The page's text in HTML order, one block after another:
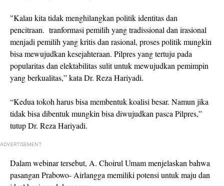
"Kalau kita tidak menghilangkan politik identitas dan
pencitraan. tranformasi pemilih yang tradissional dan irasional
menjadi pemilih yang kritis dan rasional, proses politik mungkin
bisa mewujudkan kesejahteraan. Pilpres yang tertuju pada
popularitas dan elektabilitas sulit untuk mewujudkan pemimpin
yang berkualitas,” kata Dr. Reza Hariyadi.
“Kedua tokoh harus bisa membentuk koalisi besar. Namun jika
tidak bisa dibentuk mungkin bisa diwujudkan pasca Pilpres,”
tutup Dr. Reza Hariyadi.
ADVERTISEMENT
Dalam webinar tersebut, A. Choirul Umam menjelaskan bahwa
pasangan Prabowo- Airlangga memiliki potensi untuk maju dan